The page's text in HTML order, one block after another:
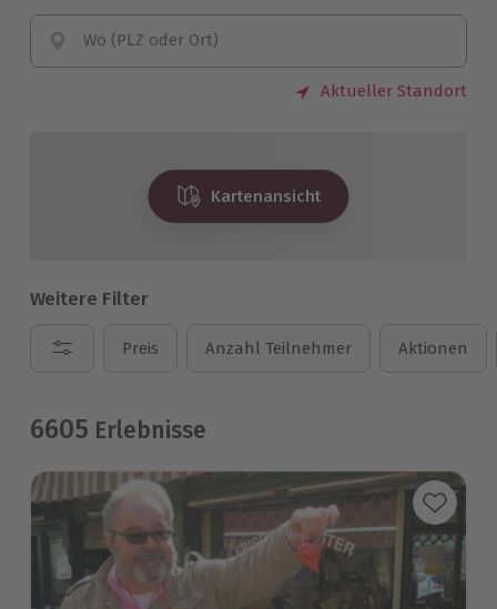
Wo (PLZ oder Ort)
Aktueller Standort
Kartenansicht
Weitere Filter
Preis Anzahl Teilnehmer Aktionen
6605 Erlebnisse